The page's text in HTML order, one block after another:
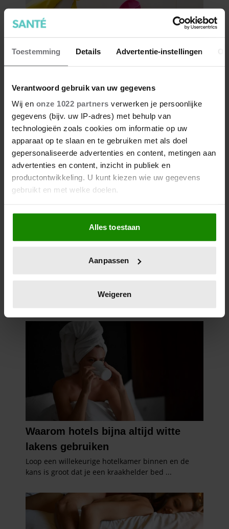
Toestemming Details Advertentie-instellingen
Verantwoord gebruik van uw gegevens
Wij en onze 1022 partners verwerken je persoonlijke
gegevens (bijv. uw IP-adres) met behulp van
technologieën zoals cookies om informatie op uw
apparaat op te slaan en te gebruiken met als doel
gepersonaliseerde advertenties en content, metingen aan
advertenties en content, inzicht in publiek en
productontwikkeling. U kunt kiezen wie uw gegevens
gebruikt en met welke doelen.
Als u het toestaat, willen we ook graag:
Informatie verzamelen over uw geografische
locatie, die tot een paar meter nauwkeurig kan zijn
scannen op specifieke eigenschappen (fingerprinting)
verwerkt en stel uw voorkeuren in het
intrekken in de Cookieverklaring.
We gebruiken cookies om content en advertenties te
personaliseren, om functies voor social media te bieden
en om ons websiteverkeer te analyseren. Ook delen we
informatie over uw gebruik van onze site met onze
partners kunnen deze gegevens combineren met andere
informatie die u aan ze heeft verstrekt of die ze hebben
verzameld op basis van uw gebruik van hun services. U
gaat akkoord met onze cookies als u onze website blijft
gebruiken.
Alles toestaan
Aanpassen
Weigeren